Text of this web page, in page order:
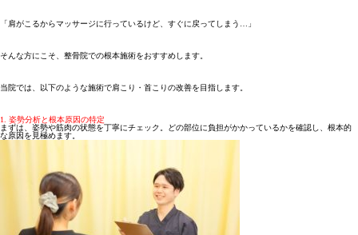
「肩がこるからマッサージに行っているけど、すぐに戻ってしまう…」
そんな方にこそ、整骨院での根本施術をおすすめします。
当院では、以下のような施術で肩こり・首こりの改善を目指します。
1. 姿勢分析と根本原因の特定
まずは、姿勢や筋肉の状態を丁寧にチェック。どの部位に負担がかかっているかを確認し、根本的
な原因を見極めます。